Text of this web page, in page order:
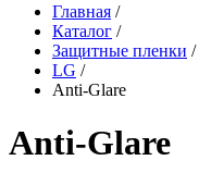
Главная /
Каталог /
Защитные пленки /
LG /
Anti-Glare
Anti-Glare